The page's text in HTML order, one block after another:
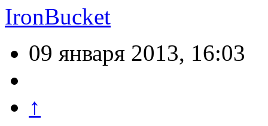
IronBucket
09 января 2013, 16:03
↑